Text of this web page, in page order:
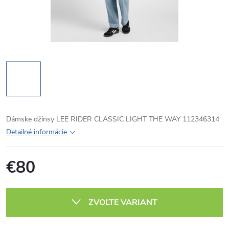
Dámske džínsy LEE RIDER CLASSIC LIGHT THE WAY 112346314
Detailné informácie
€80
ZVOĽTE VARIANT